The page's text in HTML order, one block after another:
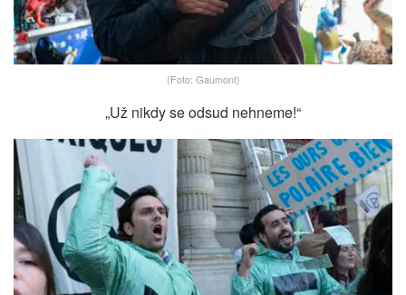
(Foto: Gaumont)
„Už nikdy se odsud nehneme!“